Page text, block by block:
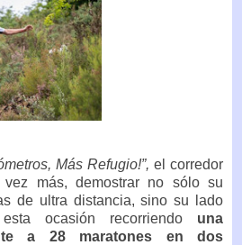
Más Refugio!”, el corredor
vez más, demostrar no sólo su
de ultra distancia, sino su lado
ocasión recorriendo una
a 28 maratones en dos